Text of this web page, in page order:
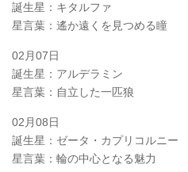
誕生星：キタルファ
星言葉：遙か遠くを見つめる瞳
02月07日
誕生星：アルデラミン
星言葉：自立した一匹狼
02月08日
誕生星：ゼータ・カプリコルニー
星言葉：輪の中心となる魅力